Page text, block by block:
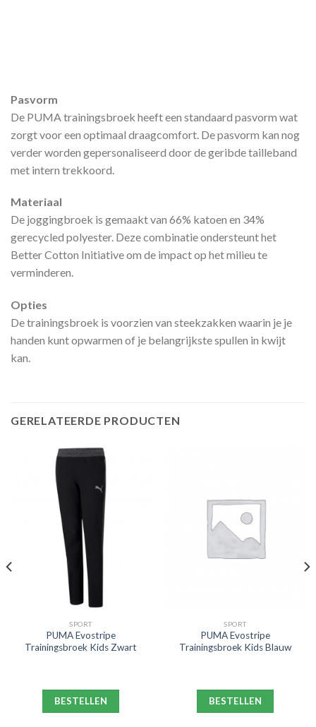
Pasvorm
De PUMA trainingsbroek heeft een standaard pasvorm wat
zorgt voor een optimaal draagcomfort. De pasvorm kan nog
verder worden gepersonaliseerd door de geribde tailleband
met intern trekkoord.
Materiaal
De joggingbroek is gemaakt van 66% katoen en 34%
gerecycled polyester. Deze combinatie ondersteunt het
Better Cotton Initiative om de impact op het milieu te
verminderen.
Opties
De trainingsbroek is voorzien van steekzakken waarin je je
handen kunt opwarmen of je belangrijkste spullen in kwijt
kan.
GERELATEERDE PRODUCTEN
SPORT
PUMA Evostripe
Trainingsbroek Kids Zwart
BESTELLEN
SPORT
PUMA Evostripe
Trainingsbroek Kids Blauw
BESTELLEN